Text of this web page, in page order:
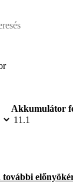
a bútorok vagy
Akkumulátor
további